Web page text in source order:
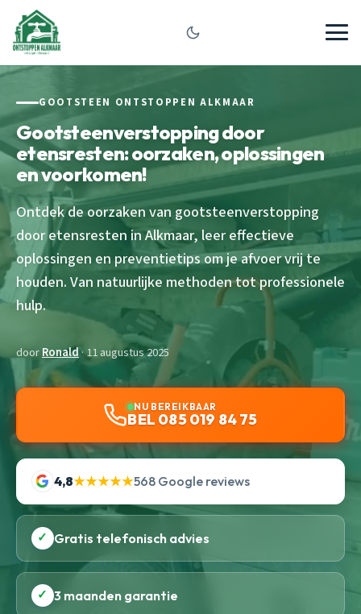
GOOTSTEEN ONTSTOPPEN ALKMAAR
Gootsteenverstopping door
etensresten: oorzaken, oplossingen
en voorkomen!
Ontdek de oorzaken van gootsteenverstopping
door etensresten in Alkmaar, leer effectieve
oplossingen en preventietips om je afvoer vrij te
houden. Van natuurlijke methoden tot professionele
hulp.
doorRonald · 11 augustus 2025
NU BEREIKBAAR
BEL 085 019 84 75
4,8★★★★★568 Google reviews
✓ Gratis telefonisch advies
✓ 3 maanden garantie